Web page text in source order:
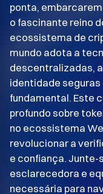
ponta,
o fascinante reino
ecossistema de
mundo adota a
descentralizadas,
identidade
fundamental. Este
profundo sobre
no ecossistema
revolucionar a
e confiança. Junte-
esclarecedora e
necessária para